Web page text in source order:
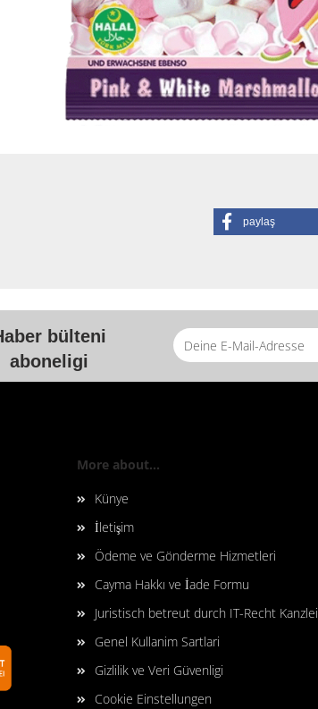
paylaş
bülteni
aboneligi
More about...
Künye
İletişim
Ödeme ve Gönderme Hizmetleri
Cayma Hakkı ve İade Formu
Juristisch betreut durch IT-Recht Kanzlei
Genel Kullanim Sartlari
Gizlilik ve Veri Güvenligi
Cookie Einstellungen